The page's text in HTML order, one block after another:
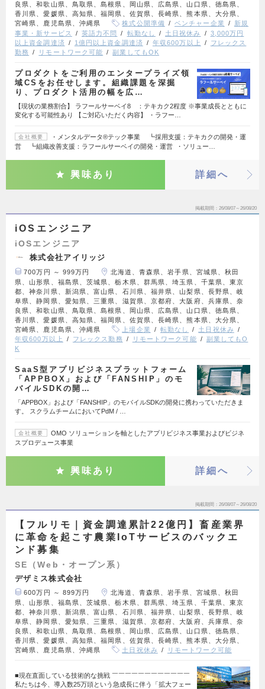
良県、和歌山県、鳥取県、島根県、岡山県、広島県、山口県、徳島県、
香川県、愛媛県、高知県、福岡県、佐賀県、長崎県、熊本県、大分県、
宮崎県、鹿児島県、沖縄県
株式公開準備 ベンチャー企業
新規
事業・新サービス
英語力不問 転勤なし 土日祝休み
3,000万円
以上資金調達済
1億円以上資金調達済 年収600万以上
フレックス
勤務
リモートワーク可能 副業してもOK
プロダクトをご利用のエンタープライズ領
域CSをお任せします。組織課題を深掘
り、プロダクト活用の幅を広…
【現状の業務割合】 ラフールサーベイ8 ：テキカク2程度 ※事業成長とともに
変化する可能性あり 【ご対応いただく内容】 ・ラフー…
会社概要
・メンタルデータ®テック事業 ┗採用支援：テキカクの開発・運
営 ┗組織改善支援：ラフールサーベイの開発・運営 ・ソリュー…
興味あり 詳細へ
掲載期間 26/08/07～26/08/20
iOSエンジニア
iOSエンジニア
株式会社アイリッジ
700万円 ～ 999万円
北海道、青森県、岩手県、宮城県、秋田
県、山形県、福島県、茨城県、栃木県、群馬県、埼玉県、千葉県、東京
都、神奈川県、新潟県、富山県、石川県、福井県、山梨県、長野県、岐
阜県、静岡県、愛知県、三重県、滋賀県、京都府、大阪府、兵庫県、奈
良県、和歌山県、鳥取県、島根県、岡山県、広島県、山口県、徳島県、
香川県、愛媛県、高知県、福岡県、佐賀県、長崎県、熊本県、大分県、
宮崎県、鹿児島県、沖縄県
上場企業 転勤なし
土日祝休み
年収600万以上
フレックス勤務 リモートワーク可能
副業してもO
K
SaaS型アプリビジネスプラットフォーム
「APPBOX」および「FANSHIP」のモ
バイルSDKの開…
「APPBOX」および「FANSHIP」のモバイルSDKの開発に携わっていただきま
す。 スクラムチームにおいてPdM / …
会社概要
OMO ソリューションを軸としたアプリビジネス事業およびビジネ
スプロデュース事業
興味あり 詳細へ
掲載期間 26/08/07～26/08/20
【フルリモ｜資金調達累計22億円】畜産業界
に革命を起こす農業IoTサービスのバックエ
ンド募集
SE（Web・オープン系）
デザミス株式会社
600万円 ～ 899万円
北海道、青森県、岩手県、宮城県、秋田
県、山形県、福島県、茨城県、栃木県、群馬県、埼玉県、千葉県、東京
都、神奈川県、新潟県、富山県、石川県、福井県、山梨県、長野県、岐
阜県、静岡県、愛知県、三重県、滋賀県、京都府、大阪府、兵庫県、奈
良県、和歌山県、鳥取県、島根県、岡山県、広島県、山口県、徳島県、
香川県、愛媛県、高知県、福岡県、佐賀県、長崎県、熊本県、大分県、
宮崎県、鹿児島県、沖縄県
土日祝休み リモートワーク可能
■現在直面している技術的な挑戦 ￣￣￣￣￣￣￣￣￣￣￣￣
私たちは今、導入数25万頭という急成長に伴う「拡大フェー